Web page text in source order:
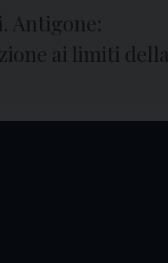
Antigone:
ai limiti della